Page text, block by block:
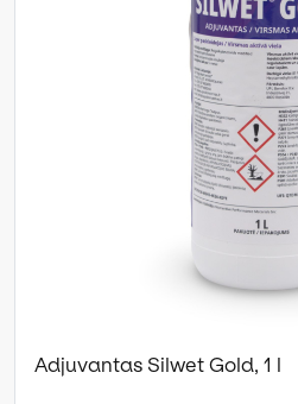
Adjuvantas Silwet Gold, 1 l